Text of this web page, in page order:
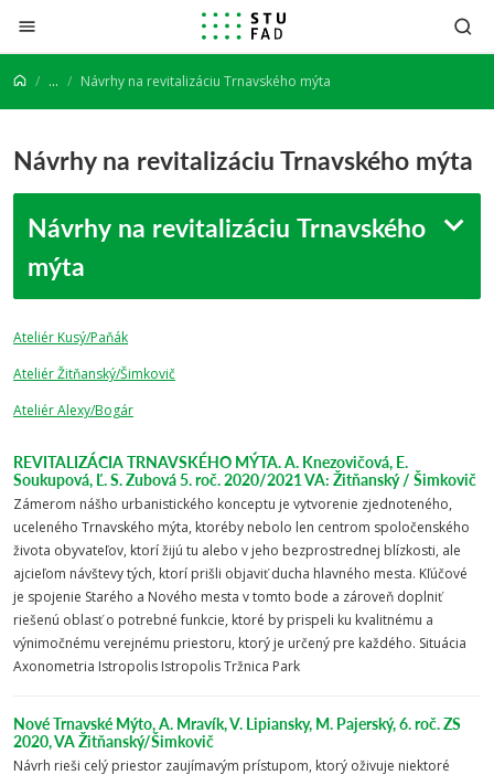
Prejsť na obsah
... Návrhy na revitalizáciu Trnavského mýta
Návrhy na revitalizáciu Trnavského mýta
Návrhy na revitalizáciu Trnavského
mýta
Ateliér Kusý/Paňák
Ateliér Žitňanský/Šimkovič
Ateliér Alexy/Bogár
REVITALIZÁCIA TRNAVSKÉHO MÝTA. A. Knezovičová, E.
Soukupová, Ľ. S. Zubová 5. roč. 2020/2021 VA: Žitňanský / Šimkovič
Zámerom nášho urbanistického konceptu je vytvorenie zjednoteného,
uceleného Trnavského mýta, ktoréby nebolo len centrom spoločenského
života obyvateľov, ktorí žijú tu alebo v jeho bezprostrednej blízkosti, ale
ajcieľom návštevy tých, ktorí prišli objaviť ducha hlavného mesta. Kľúčové
je spojenie Starého a Nového mesta v tomto bode a zároveň doplniť
riešenú oblasť o potrebné funkcie, ktoré by prispeli ku kvalitnému a
výnimočnému verejnému priestoru, ktorý je určený pre každého. Situácia
Axonometria Istropolis Istropolis Tržnica Park
Nové Trnavské Mýto, A. Mravík, V. Lipiansky, M. Pajerský, 6. roč. ZS
2020, VA Žitňanský/Šimkovič
Návrh rieši celý priestor zaujímavým prístupom, ktorý oživuje niektoré